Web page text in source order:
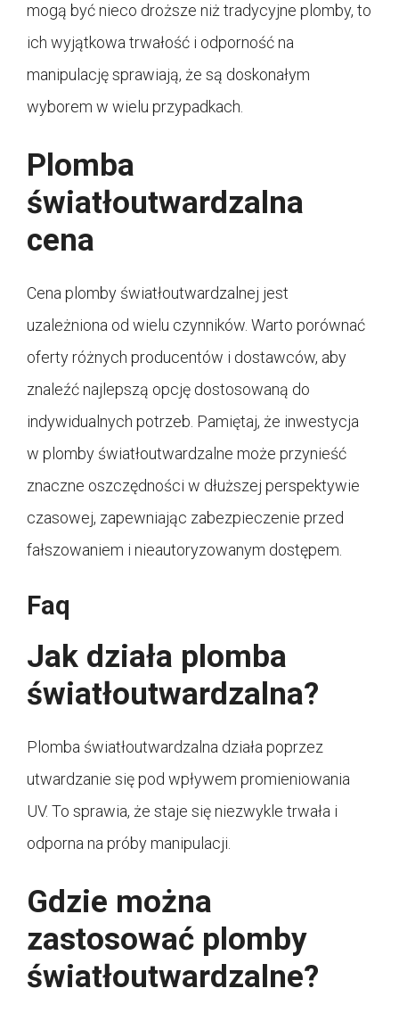
mogą być nieco droższe niż tradycyjne plomby, to
ich wyjątkowa trwałość i odporność na
manipulację sprawiają, że są doskonałym
wyborem w wielu przypadkach.
Plomba
światłoutwardzalna
cena
Cena plomby światłoutwardzalnej jest
uzależniona od wielu czynników. Warto porównać
oferty różnych producentów i dostawców, aby
znaleźć najlepszą opcję dostosowaną do
indywidualnych potrzeb. Pamiętaj, że inwestycja
w plomby światłoutwardzalne może przynieść
znaczne oszczędności w dłuższej perspektywie
czasowej, zapewniając zabezpieczenie przed
fałszowaniem i nieautoryzowanym dostępem.
Faq
Jak działa plomba
światłoutwardzalna?
Plomba światłoutwardzalna działa poprzez
utwardzanie się pod wpływem promieniowania
UV. To sprawia, że staje się niezwykle trwała i
odporna na próby manipulacji.
Gdzie można
zastosować plomby
światłoutwardzalne?